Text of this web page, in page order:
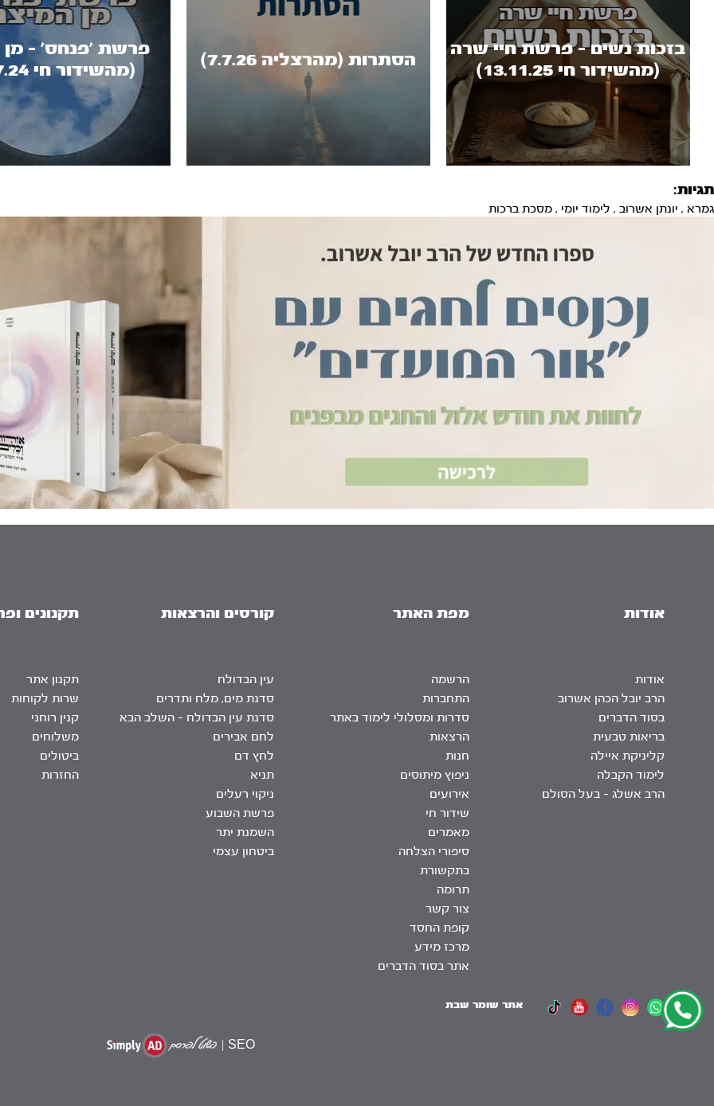
בזכות נשים - פרשת חיי שרה
(מהשידור חי 13.11.25)
הסתרות (מהרצליה 7.7.26)
פרשת 'פנחס' - מן
(מהשידור חי 25.7.24)
תגיות:
גמרא , יונתן אשרוב , לימוד יומי , מסכת ברכות
אודות
אודות
הרב יובל הכהן אשרוב
בסוד הדברים
בריאות טבעית
קליניקת איילה
לימוד הקבלה
הרב אשלג – בעל הסולם
מפת האתר
הרשמה
התחברות
סדרות ומסלולי לימוד באתר
הרצאות
חנות
ניפוץ מיתוסים
אירועים
שידור חי
מאמרים
סיפורי הצלחה
בתקשורת
תרומה
צור קשר
קופת החסד
מרכז מידע
אתר בסוד הדברים
קורסים והרצאות
עין הבדולח
סדנת מים, מלח ותדרים
סדנת עין הבדולח – השלב הבא
לחם אבירים
לחץ דם
תניא
ניקוי רעלים
פרשת השבוע
השמנת יתר
ביטחון עצמי
תקנונים
תקנון אתר
שרות לקוחות
קנין רוחני
משלוחים
ביטולים
החזרות
אתר שומר שבת
SEO